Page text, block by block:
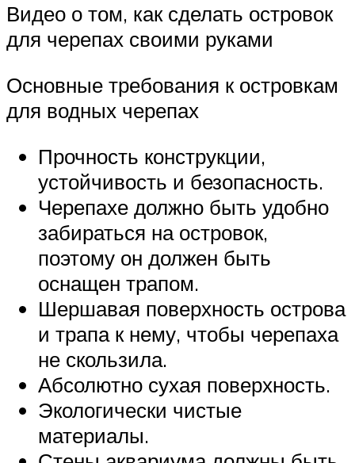
Видео о том, как сделать островок
для черепах своими руками
Основные требования к островкам
для водных черепах
Прочность конструкции,
устойчивость и безопасность.
Черепахе должно быть удобно
забираться на островок,
поэтому он должен быть
оснащен трапом.
Шершавая поверхность острова
и трапа к нему, чтобы черепаха
не скользила.
Абсолютно сухая поверхность.
Экологически чистые
материалы.